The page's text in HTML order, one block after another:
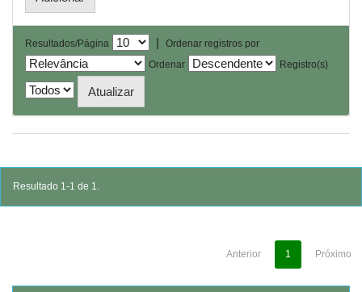
Resultados/Página |
Ordenar registros por
Ordenar
Registro(s)
Resultado 1-1 de 1.
Anterior 1 Próximo